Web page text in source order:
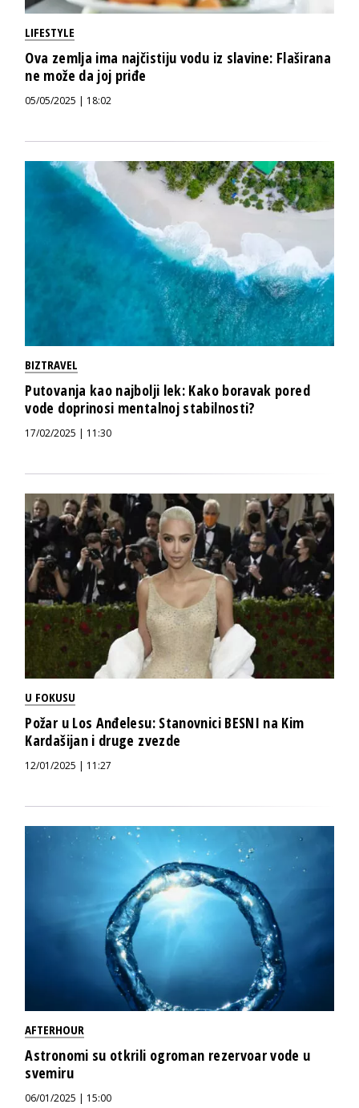
LIFESTYLE
Ova zemlja ima najčistiju vodu iz slavine: Flaširana
ne može da joj priđe
05/05/2025 | 18:02
BIZTRAVEL
Putovanja kao najbolji lek: Kako boravak pored
vode doprinosi mentalnoj stabilnosti?
17/02/2025 | 11:30
U FOKUSU
Požar u Los Anđelesu: Stanovnici BESNI na Kim
Kardašijan i druge zvezde
12/01/2025 | 11:27
AFTERHOUR
Astronomi su otkrili ogroman rezervoar vode u
svemiru
06/01/2025 | 15:00